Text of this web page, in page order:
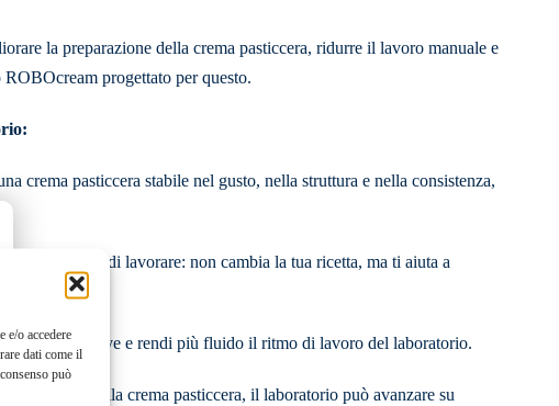
e/o accedere
dati come il
può
la preparazione della crema pasticcera, ridurre il lavoro manuale e
progettato per questo.
crema pasticcera stabile nel gusto, nella struttura e nella consistenza,
il tuo modo di lavorare: non cambia la tua ricetta, ma ti aiuta a
ripetitive e rendi più fluido il ritmo di lavoro del laboratorio.
della crema pasticcera, il laboratorio può avanzare su